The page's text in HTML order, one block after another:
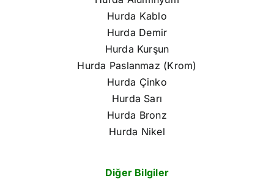
Hurda Kablo
Hurda Demir
Hurda Kurşun
Hurda Paslanmaz (Krom)
Hurda Çinko
Hurda Sarı
Hurda Bronz
Hurda Nikel
Diğer Bilgiler